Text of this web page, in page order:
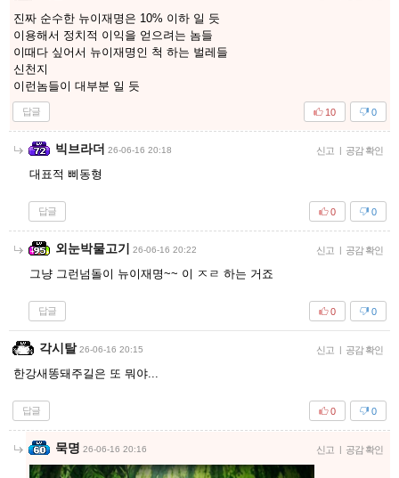
진짜 순수한 뉴이재명은 10% 이하 일 듯
이용해서 정치적 이익을 얻으려는 놈들
이때다 싶어서 뉴이재명인 척 하는 벌레들
신천지
이런놈들이 대부분 일 듯
답글 0
10
빅브라더 26-06-16 20:18 신고 | 공감 확인
대표적 삐동형
답글 0
0
외눈박물고기 26-06-16 20:22 신고 | 공감 확인
그냥 그런넘돌이 뉴이재명~~ 이 ㅈㄹ 하는 거죠
답글 0
0
각시탈 26-06-16 20:15 신고 | 공감 확인
한강새똥돼주길은 또 뭐야...
답글 0
0
묵명 26-06-16 20:16 신고 | 공감 확인